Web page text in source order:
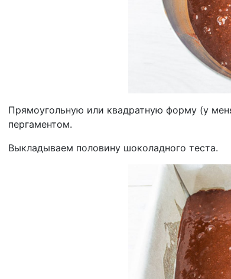
Прямоугольную или квадратную форму (у
пергаментом.
Выкладываем половину шоколадного теста.